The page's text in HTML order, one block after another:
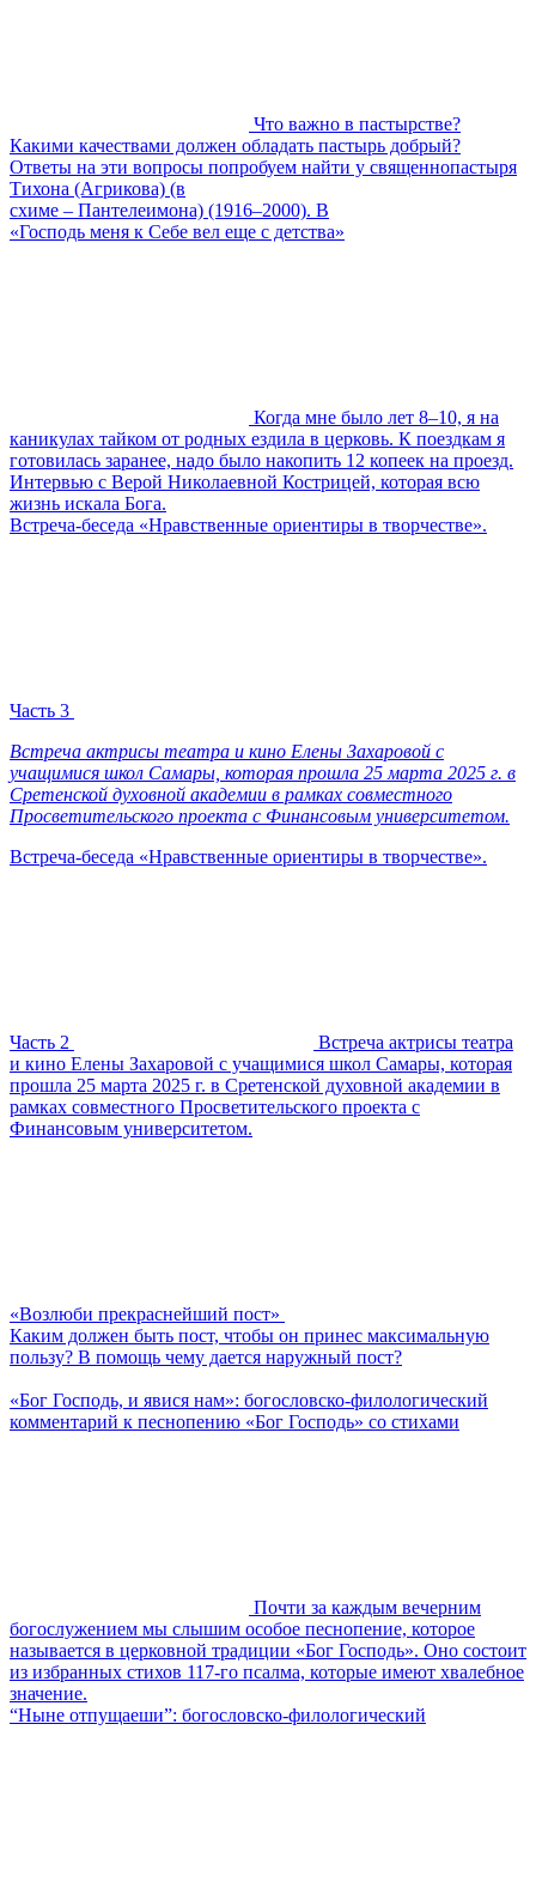
Что важно в пастырстве?
Какими качествами должен обладать пастырь добрый?
Ответы на эти вопросы попробуем найти у священнопастыря
Тихона (Агрикова) (в
схиме – Пантелеимона) (1916–2000). В
«Господь меня к Себе вел еще с детства»
Когда мне было лет 8–10, я на
каникулах тайком от родных ездила в церковь. К поездкам я
готовилась заранее, надо было накопить 12 копеек на проезд.
Интервью с Верой Николаевной Кострицей, которая всю
жизнь искала Бога.
Встреча-беседа «Нравственные ориентиры в творчестве».
Часть 3
Встреча актрисы театра и кино Елены Захаровой с
учащимися школ Самары, которая прошла 25 марта 2025 г. в
Сретенской духовной академии в рамках совместного
Просветительского проекта с Финансовым университетом.
Встреча-беседа «Нравственные ориентиры в творчестве».
Часть 2
Встреча актрисы театра
и кино Елены Захаровой с учащимися школ Самары, которая
прошла 25 марта 2025 г. в Сретенской духовной академии в
рамках совместного Просветительского проекта с
Финансовым университетом.
«Возлюби прекраснейший пост»
Каким должен быть пост, чтобы он принес максимальную
пользу? В помощь чему дается наружный пост?
«Бог Господь, и явися нам»: богословско-филологический
комментарий к песнопению «Бог Господь» со стихами
Почти за каждым вечерним
богослужением мы слышим особое песнопение, которое
называется в церковной традиции «Бог Господь». Оно состоит
из избранных стихов 117-го псалма, которые имеют хвалебное
значение.
“Ныне отпущаеши”: богословско-филологический